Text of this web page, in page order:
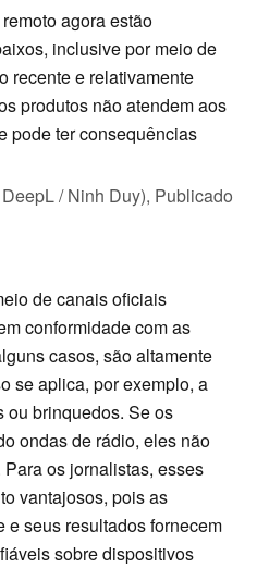
agora estão
inclusive por meio de
recente e relativamente
produtos não atendem aos
pode ter consequências
/ Ninh Duy), Publicado
de canais oficiais
conformidade com as
casos, são altamente
se aplica, por exemplo, a
ou brinquedos. Se os
ondas de rádio, eles não
os jornalistas, esses
vantajosos, pois as
seus resultados fornecem
sobre dispositivos